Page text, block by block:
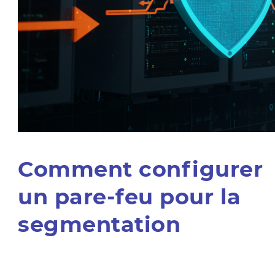
Comment configurer
un pare-feu pour la
segmentation